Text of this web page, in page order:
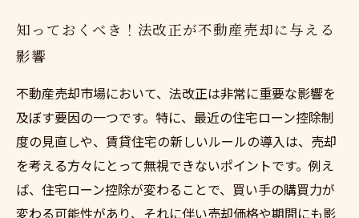
知っておくべき！法改正が不動産売却に与える
影響
不動産売却市場において、法改正は非常に重要な影響を
及ぼす要因の一つです。特に、最近の住宅ローン控除制
度の見直しや、賃貸住宅の新しいルールの導入は、売却
を考える方々にとって無視できないポイントです。例え
ば、住宅ローン控除が変わることで、買い手の購買力が
変わる可能性があり、それに伴い売却価格や期間にも影